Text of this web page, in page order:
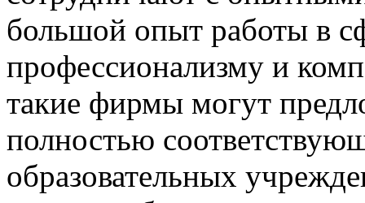
большой опыт работы в
профессионализму и
такие фирмы могут
полностью
образовательных